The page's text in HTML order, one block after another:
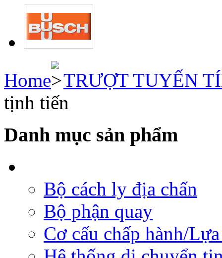
Home
TRƯỢT TUYẾN
tịnh tiến
Danh mục sản phẩm
Bộ cách ly địa chấn
Bộ phận quay
Cơ cấu chấp hành/